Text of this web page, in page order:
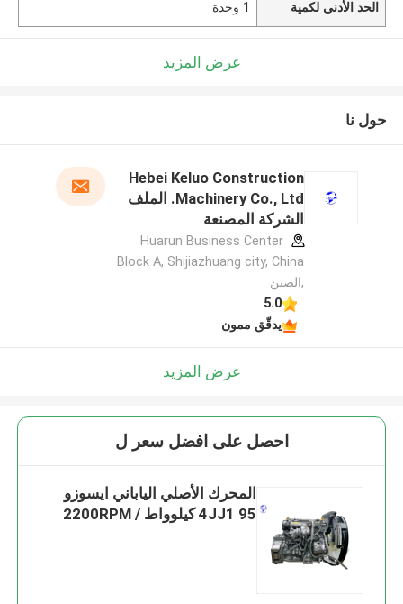
الحد الأدنى لكمية 1 وحدة
عرض المزيد
حول نا
Hebei Keluo Construction
Machinery Co., Ltd. الملف
الشركة المصنعة
Huarun Business Center
Block A, Shijiazhuang city, China
,الصين
5.0
يدقّق ممون
عرض المزيد
احصل على افضل سعر ل
المحرك الأصلي الياباني ايسوزو
4JJ1 95 كيلوواط / 2200RPM